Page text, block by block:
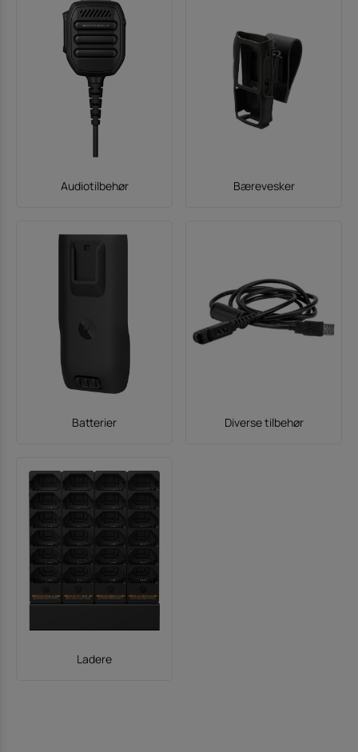
Audiotilbehør Bærevesker
Batterier Diverse tilbehør
Ladere